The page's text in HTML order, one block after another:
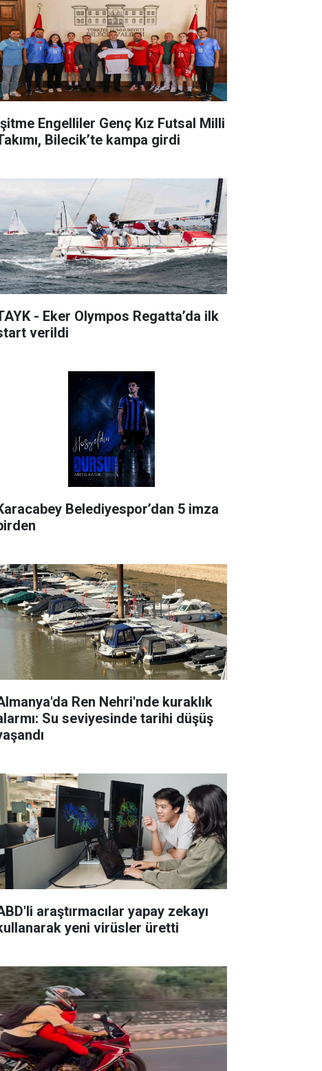
Engelliler Genç Kız Futsal Milli
Bilecik’te kampa girdi
- Eker Olympos Regatta’da ilk
verildi
Belediyespor’dan 5 imza
Ren Nehri'nde kuraklık
Su seviyesinde tarihi düşüş
araştırmacılar yapay zekayı
yeni virüsler üretti